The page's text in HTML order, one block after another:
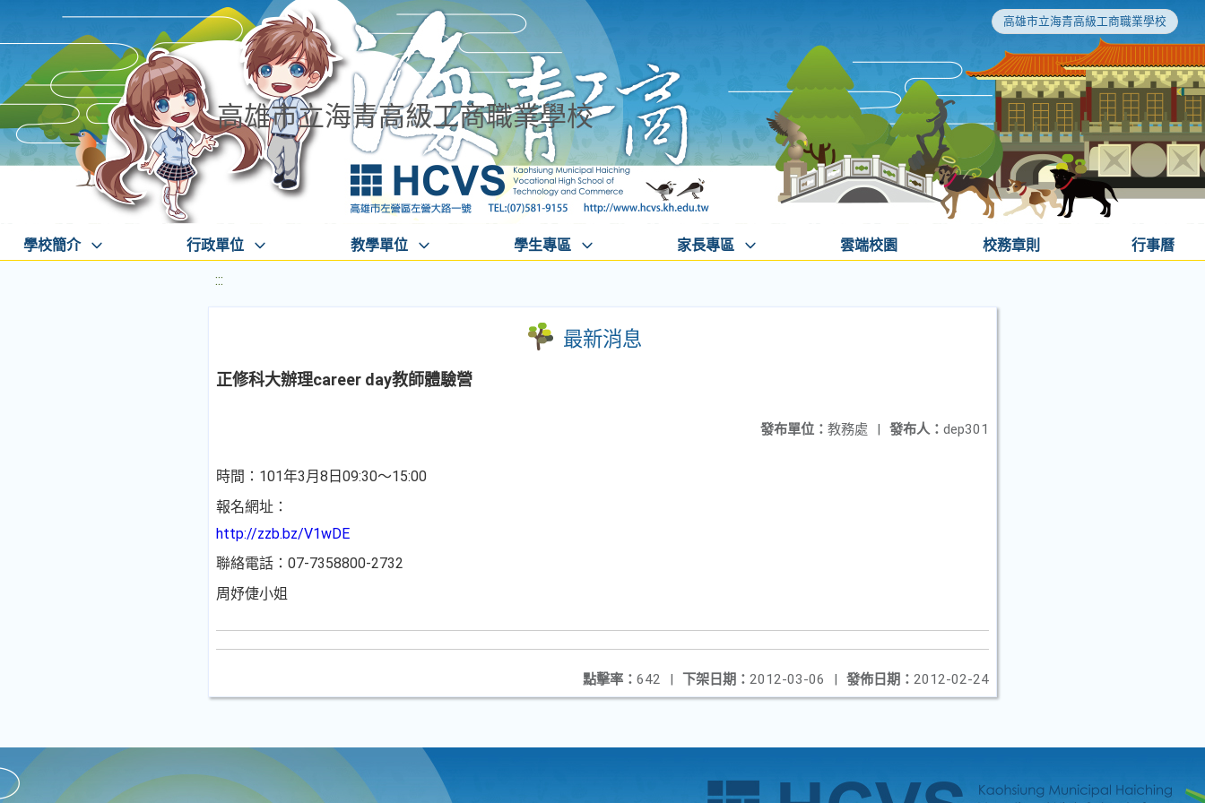
高雄市立海青高級工商職業學校
高雄市立海青高級工商職業學校
學校簡介 行政單位 教學單位 學生專區 家長專區 雲端校園 校務章則 行事曆
:::
最新消息
正修科大辦理career day教師體驗營
發布人： dep301
發布單位： 教務處 |
時間：101年3月8日09:30～15:00
報名網址：
http://zzb.bz/V1wDE
聯絡電話：07-7358800-2732
周妤倢小姐
發佈日期： 2012-02-24
下架日期： 2012-03-06 |
點擊率： 642 |